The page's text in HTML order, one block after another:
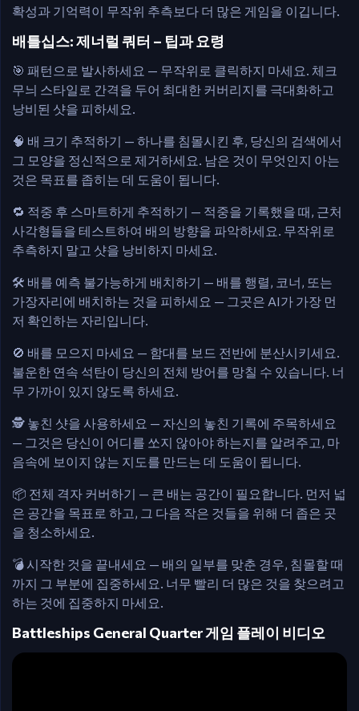
확성과 기억력이 무작위 추측보다 더 많은 게임을 이깁니다.
배틀십스: 제너럴 쿼터 – 팁과 요령
🎯 패턴으로 발사하세요 — 무작위로 클릭하지 마세요. 체크
무늬 스타일로 간격을 두어 최대한 커버리지를 극대화하고
낭비된 샷을 피하세요.
🧠 배 크기 추적하기 — 하나를 침몰시킨 후, 당신의 검색에서
그 모양을 정신적으로 제거하세요. 남은 것이 무엇인지 아는
것은 목표를 좁히는 데 도움이 됩니다.
🔁 적중 후 스마트하게 추적하기 — 적중을 기록했을 때, 근처
사각형들을 테스트하여 배의 방향을 파악하세요. 무작위로
추측하지 말고 샷을 낭비하지 마세요.
🛠️ 배를 예측 불가능하게 배치하기 — 배를 행렬, 코너, 또는
가장자리에 배치하는 것을 피하세요 — 그곳은 AI가 가장 먼
저 확인하는 자리입니다.
🚫 배를 모으지 마세요 — 함대를 보드 전반에 분산시키세요.
불운한 연속 석탄이 당신의 전체 방어를 망칠 수 있습니다. 너
무 가까이 있지 않도록 하세요.
🕵️ 놓친 샷을 사용하세요 — 자신의 놓친 기록에 주목하세요
— 그것은 당신이 어디를 쏘지 않아야 하는지를 알려주고, 마
음속에 보이지 않는 지도를 만드는 데 도움이 됩니다.
📦 전체 격자 커버하기 — 큰 배는 공간이 필요합니다. 먼저 넓
은 공간을 목표로 하고, 그 다음 작은 것들을 위해 더 좁은 곳
을 청소하세요.
💣 시작한 것을 끝내세요 — 배의 일부를 맞춘 경우, 침몰할 때
까지 그 부분에 집중하세요. 너무 빨리 더 많은 것을 찾으려고
하는 것에 집중하지 마세요.
Battleships General Quarter 게임 플레이 비디오